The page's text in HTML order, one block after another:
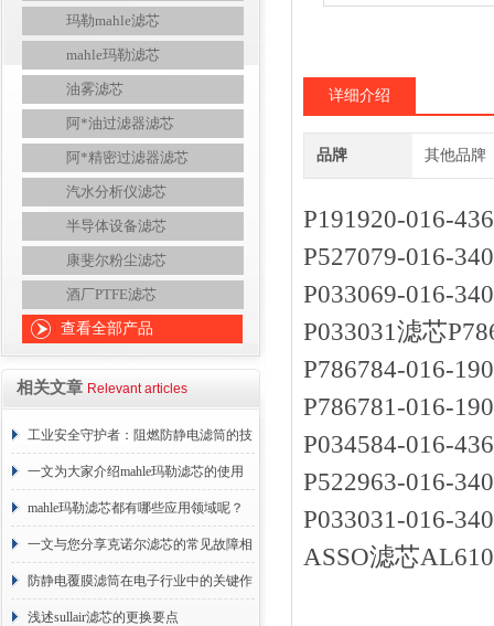
玛勒mahle滤芯
mahle玛勒滤芯
油雾滤芯
阿*油过滤器滤芯
阿*精密过滤器滤芯
汽水分析仪滤芯
半导体设备滤芯
康斐尔粉尘滤芯
酒厂PTFE滤芯
查看全部产品
相关文章 Relevant articles
工业安全守护者：阻燃防静电滤筒的技
术原理与应用解析
一文为大家介绍mahle玛勒滤芯的使用
原理
mahle玛勒滤芯都有哪些应用领域呢？
一文与您分享克诺尔滤芯的常见故障相
应解决方法
防静电覆膜滤筒在电子行业中的关键作
用
浅述sullair滤芯的更换要点
详细介绍
品牌 其他品牌
P191920-016-
P527079-016-
P033069-016-
P033031滤芯
P786784-016-
P786781-016-
P034584-016-
P522963-016-
P033031-016-
ASSO滤芯